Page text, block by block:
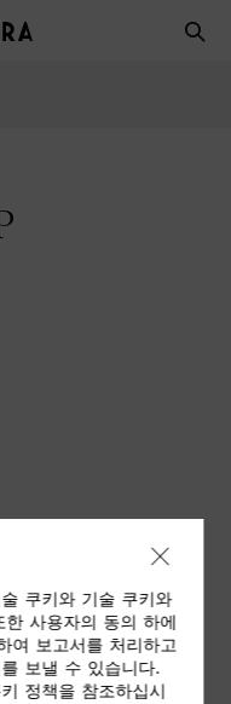
쿠키와 기술 쿠키와
사용자의 동의 하에
여 보고서를 처리하고
보낼 수 있습니다.
정책을 참조하십시